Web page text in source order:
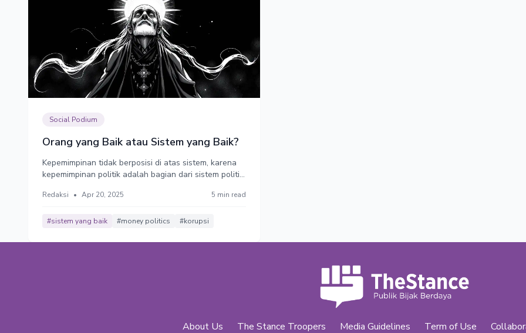
Social Podium
Orang yang Baik atau Sistem yang Baik?
Kepemimpinan tidak berposisi di atas sistem, karena
kepemimpinan politik adalah bagian dari sistem politik
Redaksi • Apr 20, 2025 5 min read
#sistem yang baik #money politics #korupsi
About Us The Stance Troopers Media Guidelines Term of Use